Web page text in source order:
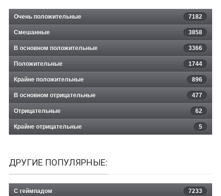
Очень положительные 7182
Смешанные 3858
В основном положительные 3366
Положительные 1744
Крайне положительные 896
В основном отрицательные 477
Отрицательные 62
Крайне отрицательные 5
ДРУГИЕ ПОПУЛЯРНЫЕ:
С геймпадом 7233